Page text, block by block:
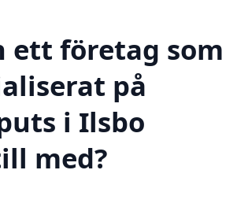
ett företag som
på
i Ilsbo
med?